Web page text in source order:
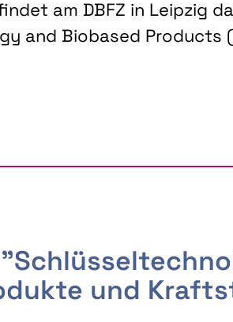
am DBFZ in Leipzig
and Biobased Products
BIOENERGY AND BIOBASED
und